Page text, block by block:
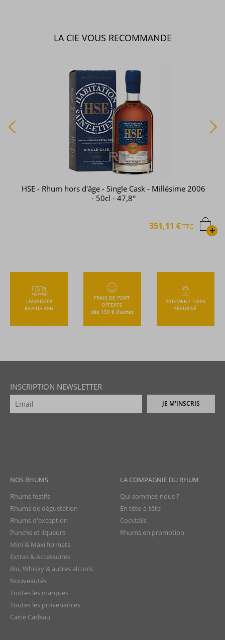
LA CIE VOUS RECOMMANDE
HSE - Rhum hors d'âge - Single Cask - Millésime 2006
- 50cl - 47,8°
+
351,11 €TTC
LIVRAISON
RAPIDE 48H
FRAIS DE PORT
OFFERTS
dès 150 € d’achat
PAIEMENT 100%
SÉCURISÉ
INSCRIPTION NEWSLETTER
JE M'INSCRIS
NOS RHUMS
Rhums festifs
Rhums de dégustation
Rhums d'exception
Punchs et liqueurs
Mini & Maxi formats
Extras & Accessoires
Bio, Whisky & autres alcools
Nouveautés
Toutes les marques
Toutes les provenances
Carte Cadeau
LA COMPAGNIE DU RHUM
Qui sommes-nous ?
En tête-à-tête
Cocktails
Rhums en promotion